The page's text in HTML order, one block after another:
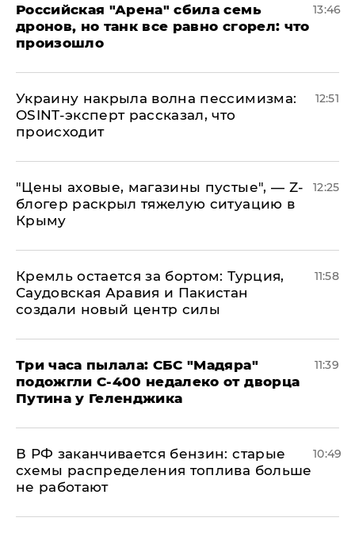
​Российская "Арена" сбила семь
дронов, но танк все равно сгорел: что
произошло
13:46
​Украину накрыла волна пессимизма:
OSINT-эксперт рассказал, что
происходит
12:51
​"Цены аховые, магазины пустые", — Z-
блогер раскрыл тяжелую ситуацию в
Крыму
12:25
​Кремль остается за бортом: Турция,
Саудовская Аравия и Пакистан
создали новый центр силы
11:58
Три часа пылала: СБС "Мадяра"
подожгли С-400 недалеко от дворца
Путина у Геленджика
11:39
​В РФ заканчивается бензин: старые
схемы распределения топлива больше
не работают
10:49